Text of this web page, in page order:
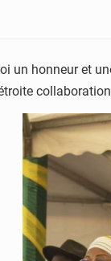
un honneur et